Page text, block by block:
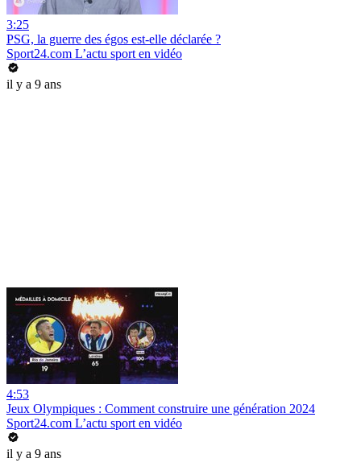
3:25
PSG, la guerre des égos est-elle déclarée ?
Sport24.com L’actu sport en vidéo
il y a 9 ans
4:53
Jeux Olympiques : Comment construire une génération 2024
Sport24.com L’actu sport en vidéo
il y a 9 ans